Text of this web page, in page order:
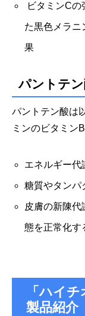
ビタミンC
た黒色メラニ
果
パントテ
パントテン酸は
ミンのビタミン
エネルギー代
糖質やタンパ
皮膚の新陳
態を正常化す
「ハイ
製品紹介